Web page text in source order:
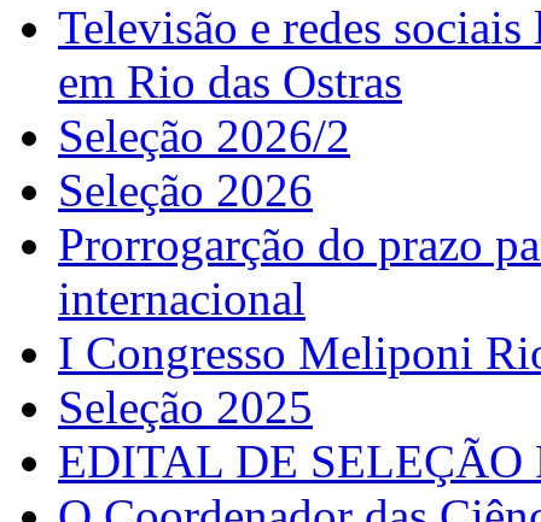
Televisão e redes
em Rio das Ostras
Seleção 2026/2
Seleção 2026
Prorrogarção do prazo
internacional
I Congresso Meliponi
Seleção 2025
EDITAL DE SELEÇÃO